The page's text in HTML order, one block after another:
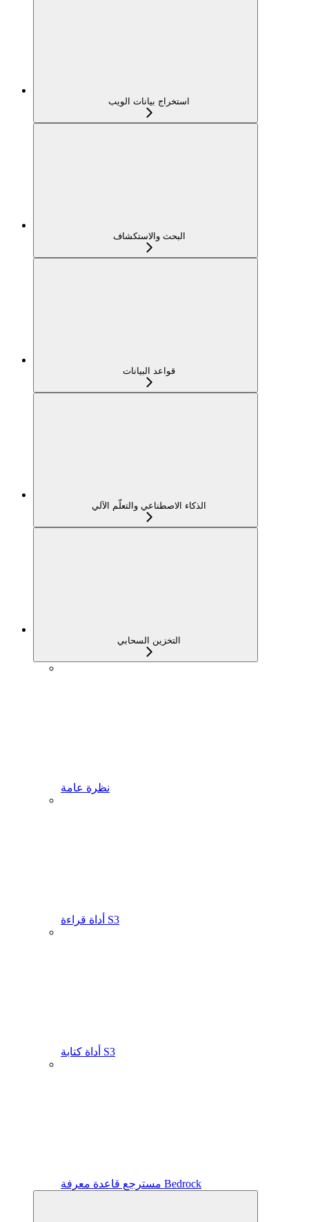
استخراج بيانات الويب
البحث والاستكشاف
قواعد البيانات
الذكاء الاصطناعي والتعلّم الآلي
التخزين السحابي
نظرة عامة
أداة قراءة S3
أداة كتابة S3
مسترجع قاعدة معرفة Bedrock